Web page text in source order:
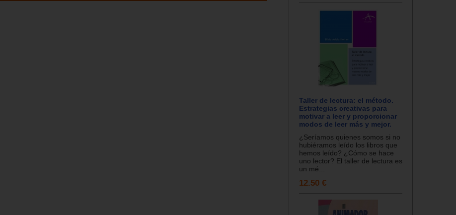
Taller de lectura: el método.
Estrategias creativas para
motivar a leer y proporcionar
modos de leer más y mejor.
¿Seríamos quienes somos si no
hubiéramos leído los libros que
hemos leído? ¿Cómo se hace
uno lector? El taller de lectura es
un mé...
12.50 €